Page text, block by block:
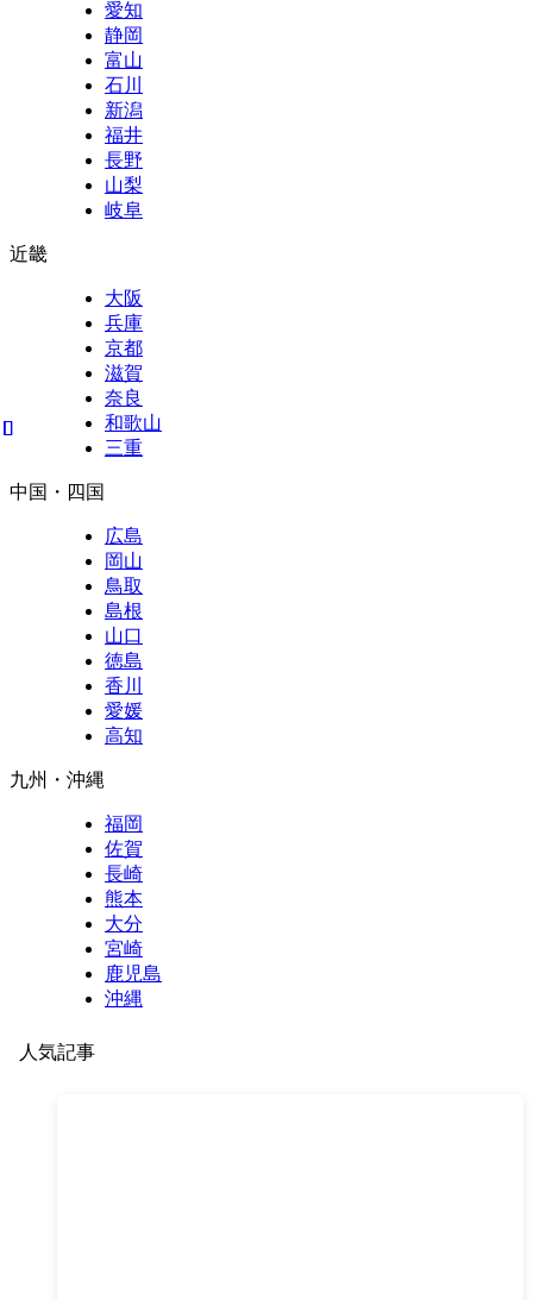
愛知
静岡
富山
石川
新潟
福井
長野
山梨
岐阜
近畿
大阪
兵庫
京都
滋賀
奈良
和歌山
三重
中国・四国
広島
岡山
鳥取
島根
山口
徳島
香川
愛媛
高知
九州・沖縄
福岡
佐賀
長崎
熊本
大分
宮崎
鹿児島
沖縄
人気記事